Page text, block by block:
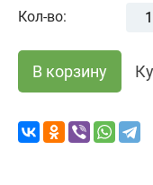
Кол-во:
В корзину